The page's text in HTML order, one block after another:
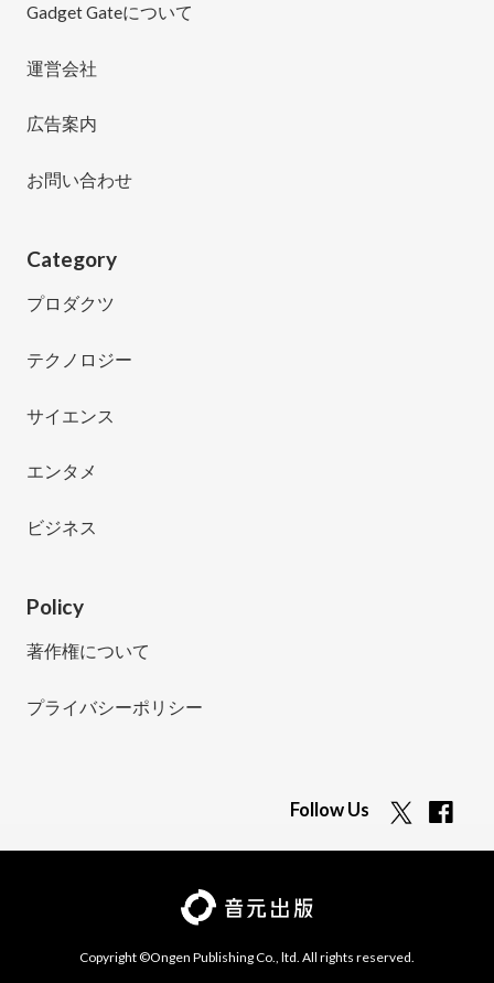
Gadget Gateについて
運営会社
広告案内
お問い合わせ
Category
プロダクツ
テクノロジー
サイエンス
エンタメ
ビジネス
Policy
著作権について
プライバシーポリシー
Follow Us
Copyright ©Ongen Publishing Co., ltd. All rights reserved.